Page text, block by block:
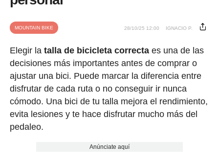
MOUNTAIN BIKE 28/10/25 12:00 IGNACIO P.
Elegir la talla de bicicleta correctaes una de las
decisiones más importantes antes de comprar o
ajustar una bici. Puede marcar la diferencia entre
disfrutar de cada ruta o no conseguir ir nunca
cómodo. Una bici de tu talla mejora el rendimiento,
evita lesiones y te hace disfrutar mucho más del
pedaleo.
Anúnciate aquí